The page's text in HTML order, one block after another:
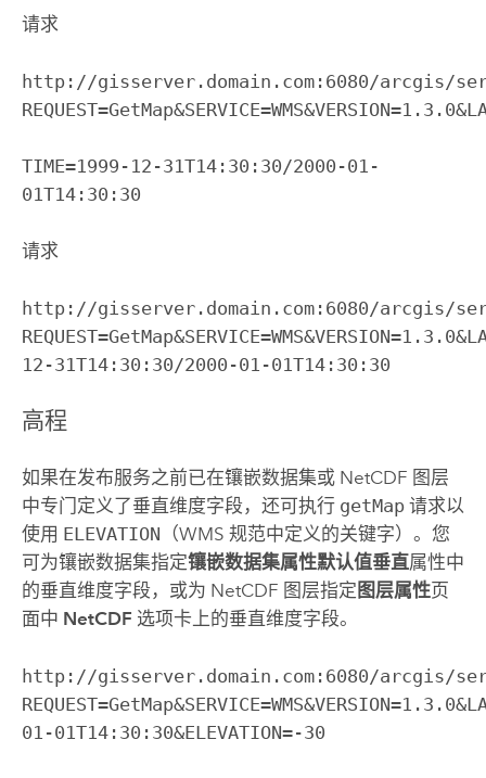
请求
http://gisserver.domain.com:6080/arcgis/
TIME=1999-12-31T14:30:30/2000-01-
01T14:30:30
请求
http://gisserver.domain.com:6080/arcgis/
12-31T14:30:30/2000-01-01T14:30:30
高程
如果在发布服务之前已在镶嵌数据集或 NetCDF 图层
中专门定义了垂直维度字段，还可执行 getMap请求以
使用 ELEVATION （WMS 规范中定义的关键字）。您
可为镶嵌数据集指定镶嵌数据集属性默认值垂直属性中
的垂直维度字段，或为 NetCDF 图层指定 图层属性页
面中 NetCDF 选项卡上的垂直维度字段。
http://gisserver.domain.com:6080/arcgis/
01-01T14:30:30&ELEVATION=-30